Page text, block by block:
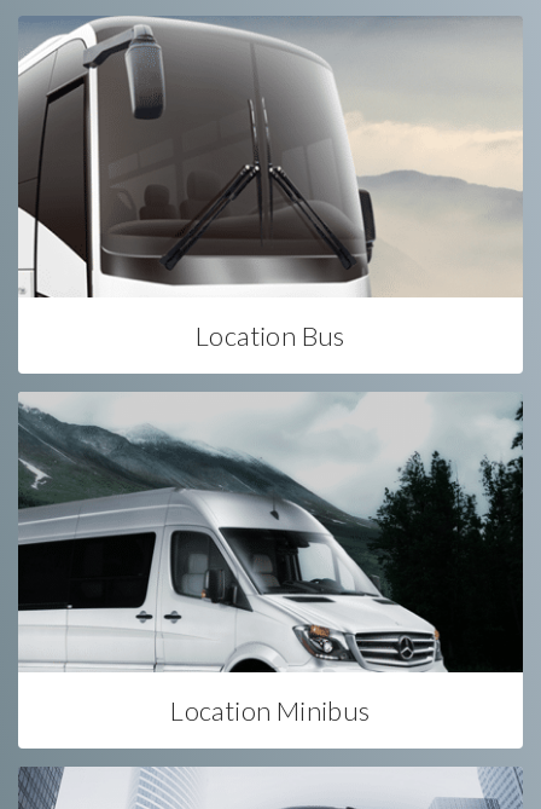
Location Bus
Location Minibus